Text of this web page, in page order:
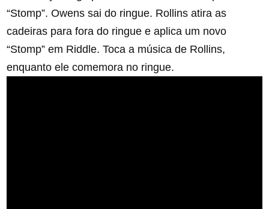
“Stomp”. Owens sai do ringue. Rollins atira as
cadeiras para fora do ringue e aplica um novo
“Stomp” em Riddle. Toca a música de Rollins,
enquanto ele comemora no ringue.